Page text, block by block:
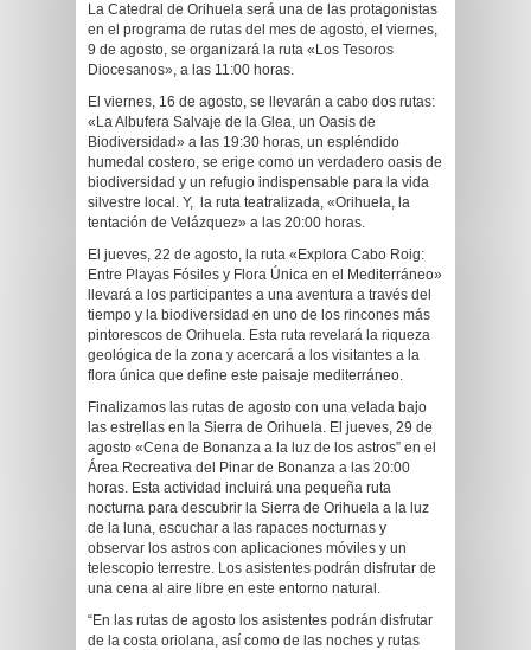
La Catedral de Orihuela será una de las protagonistas
en el programa de rutas del mes de agosto, el viernes,
9 de agosto, se organizará la ruta «Los Tesoros
Diocesanos», a las 11:00 horas.
El viernes, 16 de agosto, se llevarán a cabo dos rutas:
«La Albufera Salvaje de la Glea, un Oasis de
Biodiversidad» a las 19:30 horas, un espléndido
humedal costero, se erige como un verdadero oasis de
biodiversidad y un refugio indispensable para la vida
silvestre local. Y, la ruta teatralizada, «Orihuela, la
tentación de Velázquez» a las 20:00 horas.
El jueves, 22 de agosto, la ruta «Explora Cabo Roig:
Entre Playas Fósiles y Flora Única en el Mediterráneo»
llevará a los participantes a una aventura a través del
tiempo y la biodiversidad en uno de los rincones más
pintorescos de Orihuela. Esta ruta revelará la riqueza
geológica de la zona y acercará a los visitantes a la
flora única que define este paisaje mediterráneo.
Finalizamos las rutas de agosto con una velada bajo
las estrellas en la Sierra de Orihuela. El jueves, 29 de
agosto «Cena de Bonanza a la luz de los astros” en el
Área Recreativa del Pinar de Bonanza a las 20:00
horas. Esta actividad incluirá una pequeña ruta
nocturna para descubrir la Sierra de Orihuela a la luz
de la luna, escuchar a las rapaces nocturnas y
observar los astros con aplicaciones móviles y un
telescopio terrestre. Los asistentes podrán disfrutar de
una cena al aire libre en este entorno natural.
“En las rutas de agosto los asistentes podrán disfrutar
de la costa oriolana, así como de las noches y rutas